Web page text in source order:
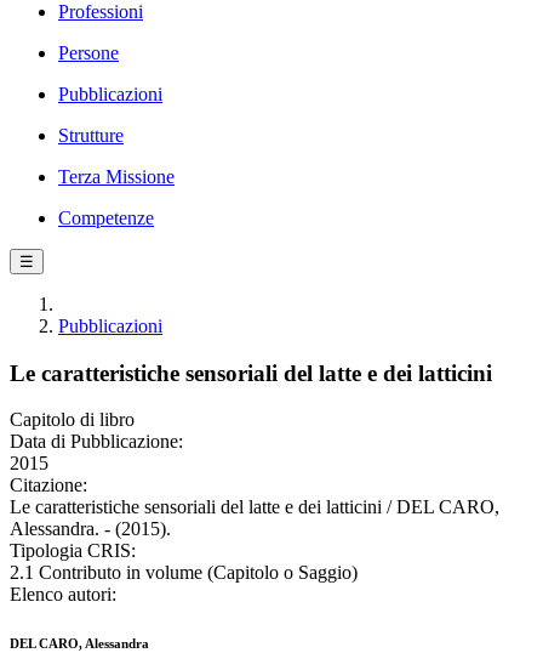
Professioni
Persone
Pubblicazioni
Strutture
Terza Missione
Competenze
☰
Pubblicazioni
Le caratteristiche sensoriali del latte e dei latticini
Capitolo di libro
Data di Pubblicazione:
2015
Citazione:
Le caratteristiche sensoriali del latte e dei latticini / DEL CARO,
Alessandra. - (2015).
Tipologia CRIS:
2.1 Contributo in volume (Capitolo o Saggio)
Elenco autori:
DEL CARO, Alessandra